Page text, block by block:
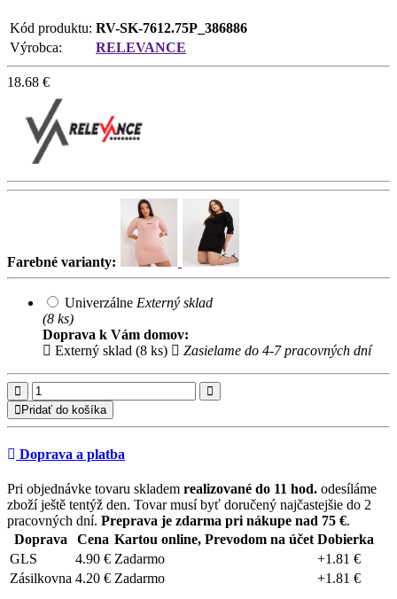
Kód produktu: RV-SK-7612.75P_386886
Výrobca:
RELEVANCE
18.68 €
Farebné varianty:
Univerzálne Externý sklad
(8 ks)
Doprava k Vám domov:
Externý sklad (8 ks)
Zasielame do 4-7 pracovných dní
Pridať do košíka
Doprava a platba
Pri objednávke tovaru skladem realizované do 11 hod. odesíláme
zboží ještě tentýž den. Tovar musí byť doručený najčastejšie do 2
pracovných dní. Preprava je zdarma pri nákupe nad 75 €.
Doprava
Cena Kartou online, Prevodom na účet Dobierka
GLS
4.90 € Zadarmo
+1.81 €
Zásilkovna 4.20 € Zadarmo +1.81 €